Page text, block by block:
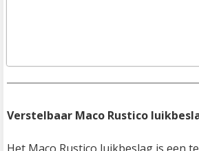
Verstelbaar Maco Rustico